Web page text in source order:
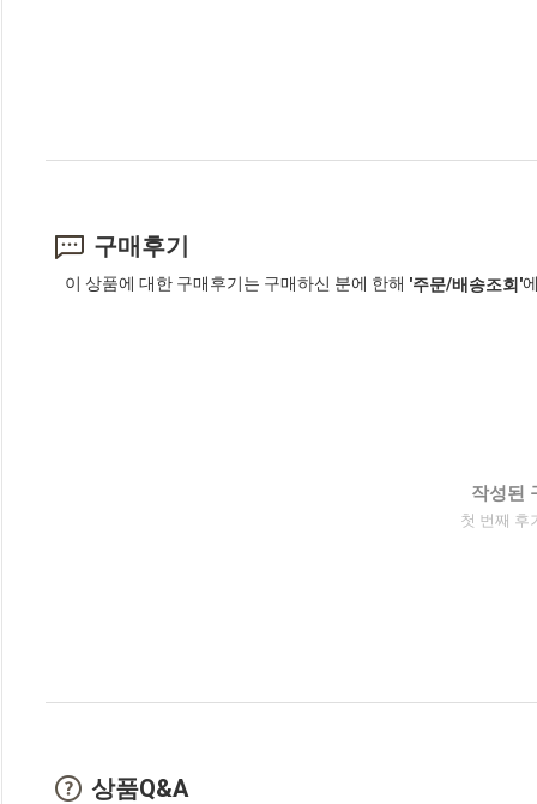
구매후기
이 상품에 대한 구매후기는 구매하신 분에 한해 '주문/배송조회'
작성된
첫 번째 후
상품Q&A